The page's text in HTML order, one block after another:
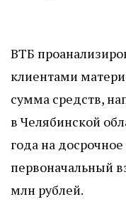
ВТБ
клиентами
сумма средств,
в Челябинской
года на
первоначальный
млн рублей.